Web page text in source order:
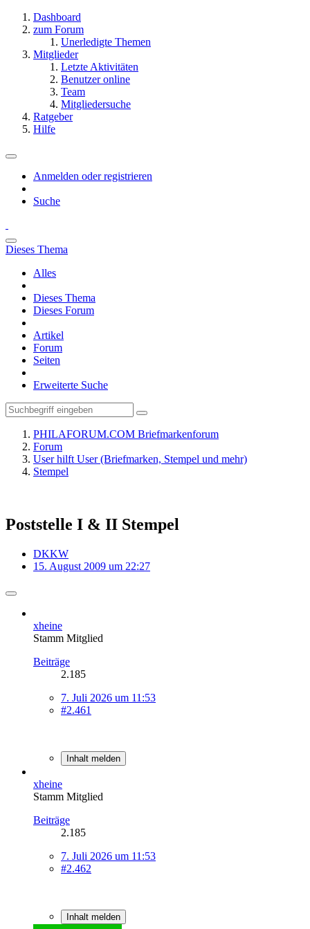
Dashboard
zum Forum
Unerledigte Themen
Mitglieder
Letzte Aktivitäten
Benutzer online
Team
Mitgliedersuche
Ratgeber
Hilfe
Anmelden oder registrieren
Suche
Dieses Thema
Alles
Dieses Thema
Dieses Forum
Artikel
Forum
Seiten
Erweiterte Suche
PHILAFORUM.COM Briefmarkenforum
Forum
User hilft User (Briefmarken, Stempel und mehr)
Stempel
Poststelle I & II Stempel
DKKW
15. August 2009 um 22:27
xheine
Stamm Mitglied
Beiträge
2.185
7. Juli 2026 um 11:53
#2.461
Inhalt melden
xheine
Stamm Mitglied
Beiträge
2.185
7. Juli 2026 um 11:53
#2.462
Inhalt melden